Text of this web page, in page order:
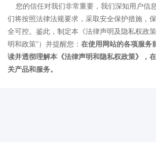
您的信任对我们非常重要，我们深知用户信
们将按照法律法规要求，采取安全保护措施，
全可控。鉴此，制定本《法律声明及隐私权政
明和政策”）并提醒您： 在使用网站的各项服务
读并透彻理解本《法律声明和隐私权政策》，
关产品和服务。